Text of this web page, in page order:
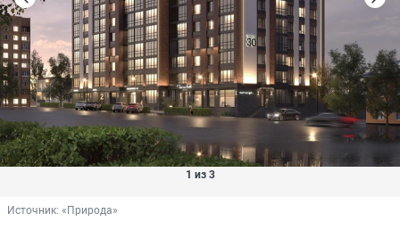
1 из 3
Источник: «Природа»